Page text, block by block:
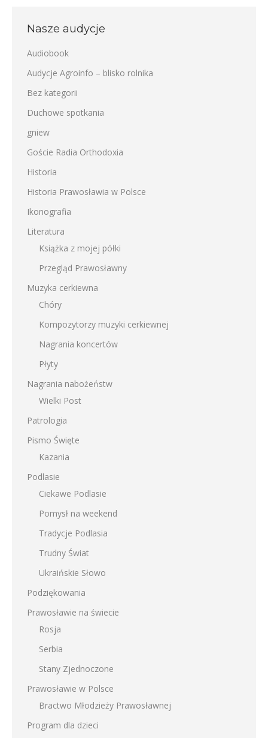
Nasze audycje
Audiobook
Audycje Agroinfo – blisko rolnika
Bez kategorii
Duchowe spotkania
gniew
Goście Radia Orthodoxia
Historia
Historia Prawosławia w Polsce
Ikonografia
Literatura
Książka z mojej półki
Przegląd Prawosławny
Muzyka cerkiewna
Chóry
Kompozytorzy muzyki cerkiewnej
Nagrania koncertów
Płyty
Nagrania nabożeństw
Wielki Post
Patrologia
Pismo Święte
Kazania
Podlasie
Ciekawe Podlasie
Pomysł na weekend
Tradycje Podlasia
Trudny Świat
Ukraińskie Słowo
Podziękowania
Prawosławie na świecie
Rosja
Serbia
Stany Zjednoczone
Prawosławie w Polsce
Bractwo Młodzieży Prawosławnej
Program dla dzieci